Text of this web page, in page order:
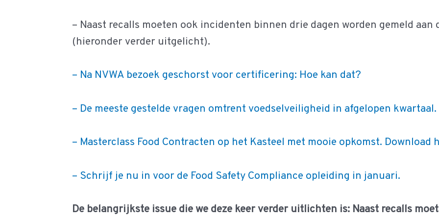
– Naast recalls moeten ook incidenten binnen drie dagen worden gemeld
(hieronder verder uitgelicht).
– Na NVWA bezoek geschorst voor certificering: Hoe kan dat?
– De meeste gestelde vragen omtrent voedselveiligheid in afgelopen kwartaal.
– Masterclass Food Contracten op het Kasteel met mooie opkomst. Download
– Schrijf je nu in voor de Food Safety Compliance opleiding in januari.
De belangrijkste issue die we deze keer verder uitlichten is: Naast recalls